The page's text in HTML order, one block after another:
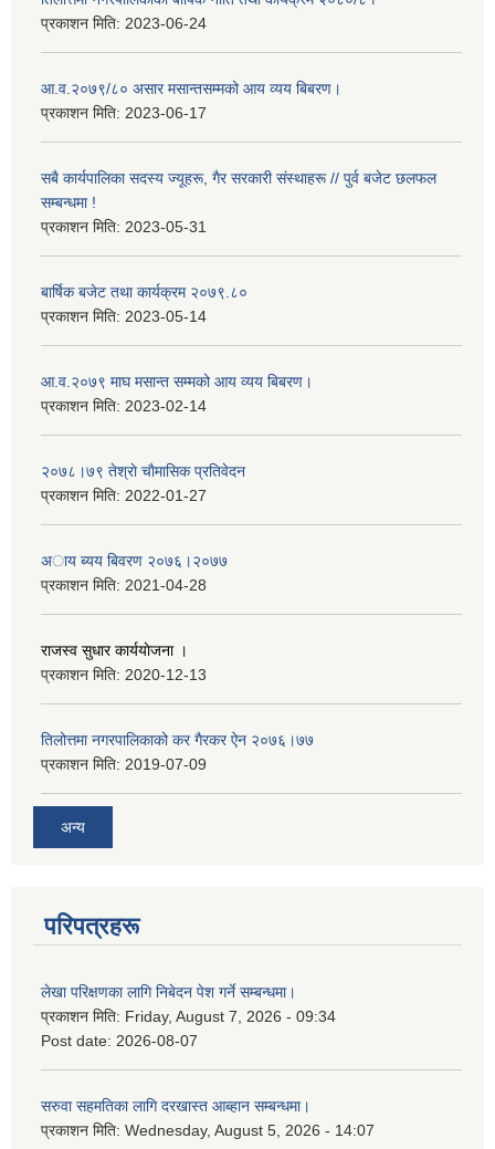
प्रकाशन मिति: 2023-06-24
आ.व.२०७९/८० असार मसान्तसम्मको आय व्यय बिबरण।
प्रकाशन मिति: 2023-06-17
सबै कार्यपालिका सदस्य ज्यूहरू, गैर सरकारी संस्थाहरू // पुर्व बजेट छलफल
सम्बन्धमा !
प्रकाशन मिति: 2023-05-31
बार्षिक बजेट तथा कार्यक्रम २०७९.८०
प्रकाशन मिति: 2023-05-14
आ.व.२०७९ माघ मसान्त सम्मको आय व्यय बिबरण।
प्रकाशन मिति: 2023-02-14
२०७८।७९ तेश्राे चाैमासिक प्रतिवेदन
प्रकाशन मिति: 2022-01-27
अाय ब्यय बिवरण २०७६।२०७७
प्रकाशन मिति: 2021-04-28
राजस्व सुधार कार्ययाेजना ।
प्रकाशन मिति: 2020-12-13
तिलोत्तमा नगरपालिकाको कर गैरकर ऐन २०७६।७७
प्रकाशन मिति: 2019-07-09
अन्य
परिपत्रहरू
लेखा परिक्षणका लागि निबेदन पेश गर्ने सम्बन्धमा।
प्रकाशन मिति: Friday, August 7, 2026 - 09:34
Post date: 2026-08-07
सरुवा सहमतिका लागि दरखास्त आब्हान सम्बन्धमा।
प्रकाशन मिति: Wednesday, August 5, 2026 - 14:07